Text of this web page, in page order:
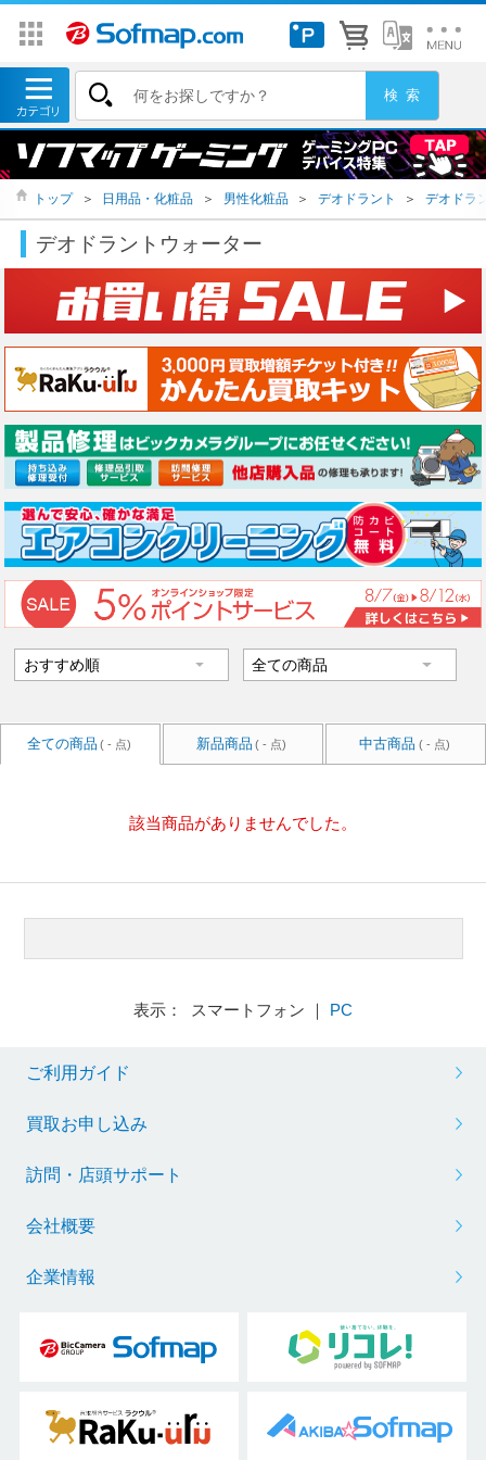
トップ ＞ 日用品・化粧品 ＞ 男性化粧品 ＞ デオドラント ＞ デオドラ
デオドラントウォーター
全ての商品 ( - 点) 新品商品 ( - 点) 中古商品 ( - 点)
該当商品がありませんでした。
表示： スマートフォン ｜ PC
ご利用ガイド
買取お申し込み
訪問・店頭サポート
会社概要
企業情報